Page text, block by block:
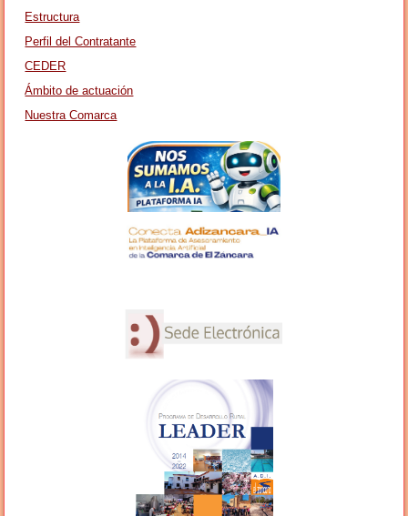
Estructura
Perfil del Contratante
CEDER
Ámbito de actuación
Nuestra Comarca